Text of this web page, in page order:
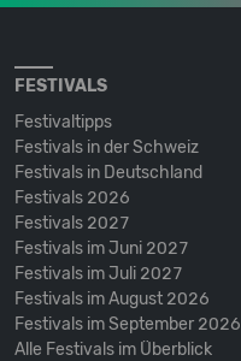
FESTIVALS
Festivaltipps
Festivals in der Schweiz
Festivals in Deutschland
Festivals 2026
Festivals 2027
Festivals im Juni 2027
Festivals im Juli 2027
Festivals im August 2026
Festivals im September 2026
Alle Festivals im Überblick